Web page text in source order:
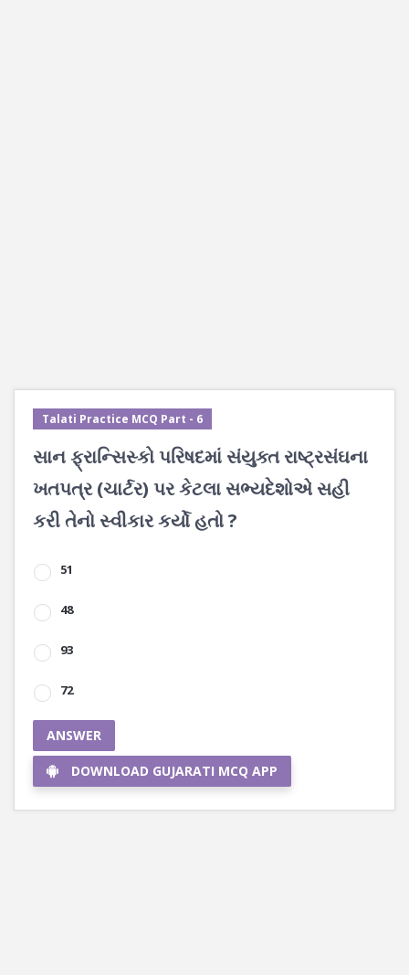
Talati Practice MCQ Part - 6
સાન ફ્રાન્સિસ્કો પરિષદમાં સંયુક્ત રાષ્ટ્રસંઘના
ખતપત્ર (ચાર્ટર) પર કેટલા સભ્યદેશોએ સહી
કરી તેનો સ્વીકાર કર્યો હતો ?
51
48
93
72
ANSWER
DOWNLOAD GUJARATI MCQ APP